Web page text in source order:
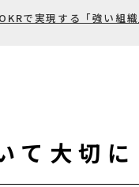
で実現する「強い組織
て大切に